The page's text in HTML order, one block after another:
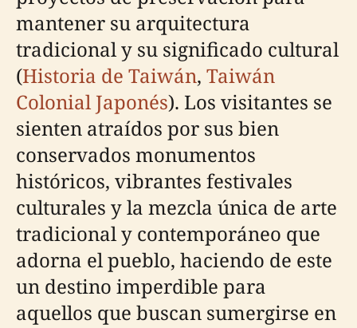
mantener su arquitectura
tradicional y su significado cultural
(Historia de Taiwán, Taiwán
Colonial Japonés). Los visitantes se
sienten atraídos por sus bien
conservados monumentos
históricos, vibrantes festivales
culturales y la mezcla única de arte
tradicional y contemporáneo que
adorna el pueblo, haciendo de este
un destino imperdible para
aquellos que buscan sumergirse en